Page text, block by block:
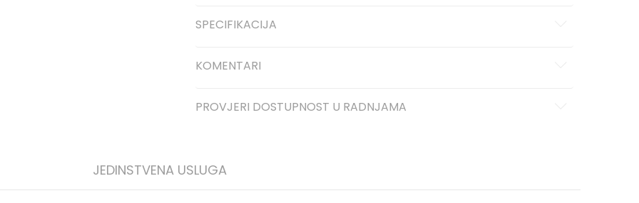
SPECIFIKACIJA
KOMENTARI
PROVJERI DOSTUPNOST U RADNJAMA
JEDINSTVENA USLUGA